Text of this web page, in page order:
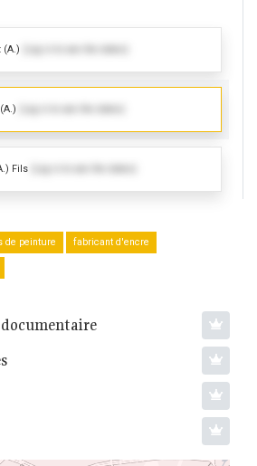
(A.)
Fils
de peinture fabricant d'encre